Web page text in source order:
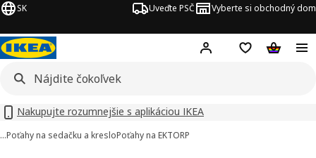
SK Uveďte PSČ Vyberte si obchodný dom
Hej! Prihlásenie
NákupnýNákupný
Nakupujte rozumnejšie s aplikáciou IKEA
…Poťahy na sedačku a kresloPoťahy na EKTORP